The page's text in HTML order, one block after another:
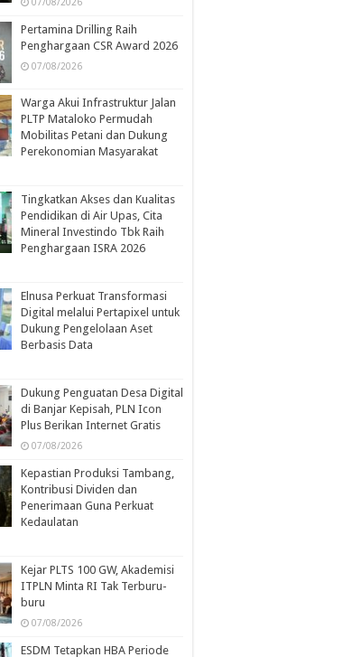
Pertamina Drilling Raih
Penghargaan CSR Award 2026
07/08/2026
Warga Akui Infrastruktur Jalan
PLTP Mataloko Permudah
Mobilitas Petani dan Dukung
Perekonomian Masyarakat
Tingkatkan Akses dan Kualitas
Pendidikan di Air Upas, Cita
Mineral Investindo Tbk Raih
Penghargaan ISRA 2026
Elnusa Perkuat Transformasi
Digital melalui Pertapixel untuk
Dukung Pengelolaan Aset
Berbasis Data
Dukung Penguatan Desa Digital
di Banjar Kepisah, PLN Icon
Plus Berikan Internet Gratis
07/08/2026
Kepastian Produksi Tambang,
Kontribusi Dividen dan
Penerimaan Guna Perkuat
Kedaulatan
Kejar PLTS 100 GW, Akademisi
ITPLN Minta RI Tak Terburu-
buru
07/08/2026
ESDM Tetapkan HBA Periode